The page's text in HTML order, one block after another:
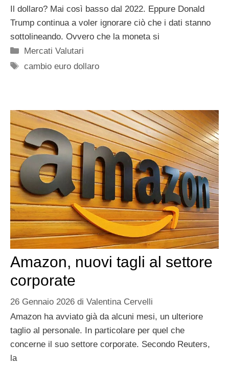
Il dollaro? Mai così basso dal 2022. Eppure Donald
Trump continua a voler ignorare ciò che i dati stanno
sottolineando. Ovvero che la moneta si
Categorie
Mercati Valutari
Tag
cambio euro dollaro
Amazon, nuovi tagli al settore
corporate
26 Gennaio 2026 di Valentina Cervelli
Amazon ha avviato già da alcuni mesi, un ulteriore
taglio al personale. In particolare per quel che
concerne il suo settore corporate. Secondo Reuters,
la